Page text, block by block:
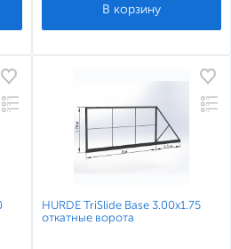
HURDE TriSlide Base 3.00x1.75
откатные ворота